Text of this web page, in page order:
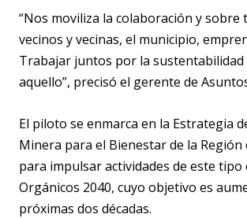
“Nos moviliza la colaboración y
vecinos y vecinas, el municipio,
Trabajar juntos por la
aquello”, precisó el gerente de
El piloto se enmarca en la Estrategia
Minera para el Bienestar de la
para impulsar actividades de este
Orgánicos 2040, cuyo objetivo es
próximas dos décadas.